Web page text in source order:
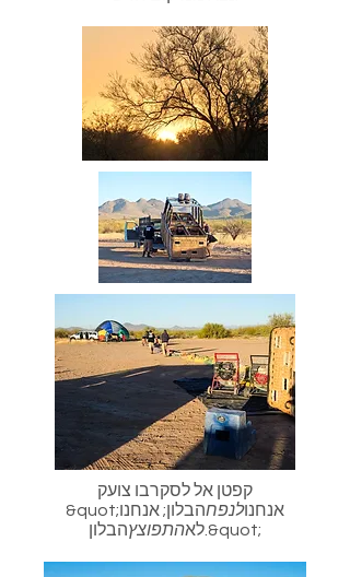
קפטן אל לסקרבו צועק
&quot;אנחנולנפחהבלון; אנחנו
לאהתפוצץ הבלון.&quot;